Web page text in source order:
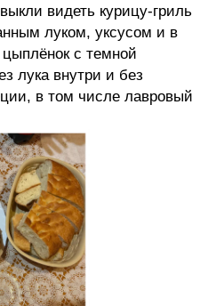
видеть курицу-гриль
луком, уксусом и в
с темной
лука внутри и без
в том числе лавровый